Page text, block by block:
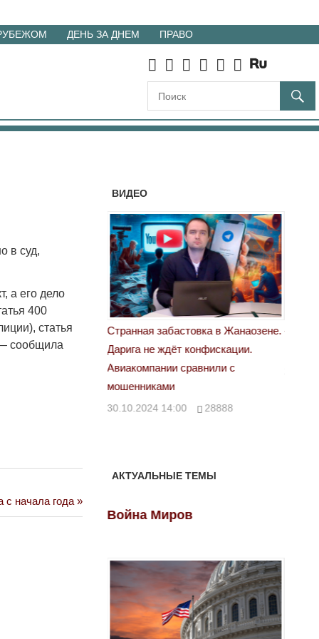
ДЕНЬ ЗА ДНЕМ ПРАВО
в суд,
а его дело
400
статья
сообщила
с начала года
ВИДЕО
забастовка в Жанаозене.
ждёт конфискации.
«Новый Казахстан не говорит всей
правды»
29.10.2024 09:00 39623
АКТУАЛЬНЫЕ ТЕМЫ
Война Миров